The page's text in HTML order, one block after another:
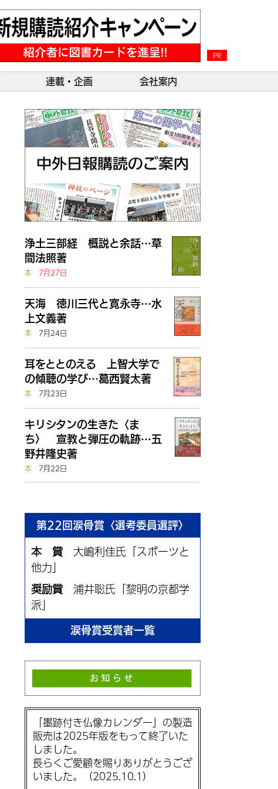
PR
連載・企画 会社案内
浄土三部経 概説と余話…草
間法照著
本
7月27日
天海 徳川三代と寛永寺…水
上文義著
本
7月24日
耳をととのえる 上智大学で
の傾聴の学び…葛西賢太著
本
7月23日
キリシタンの生きた〈ま
ち〉 宣教と弾圧の軌跡…五
野井隆史著
本
7月22日
第22回涙骨賞〈選考委員選評〉
本 賞
大嶋利佳氏「スポーツと
他力」
奨励賞
浦井聡氏「黎明の京都学
派」
涙骨賞受賞者一覧
「墨跡付き仏像カレンダー」の製造
販売は2025年版をもって終了いた
しました。
長らくご愛顧を賜りありがとうござ
いました。（2025.10.1）